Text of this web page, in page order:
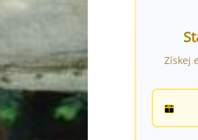
Získej